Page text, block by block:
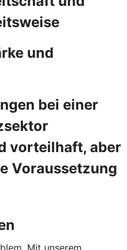
und
bei einer
vorteilhaft, aber
Voraussetzung